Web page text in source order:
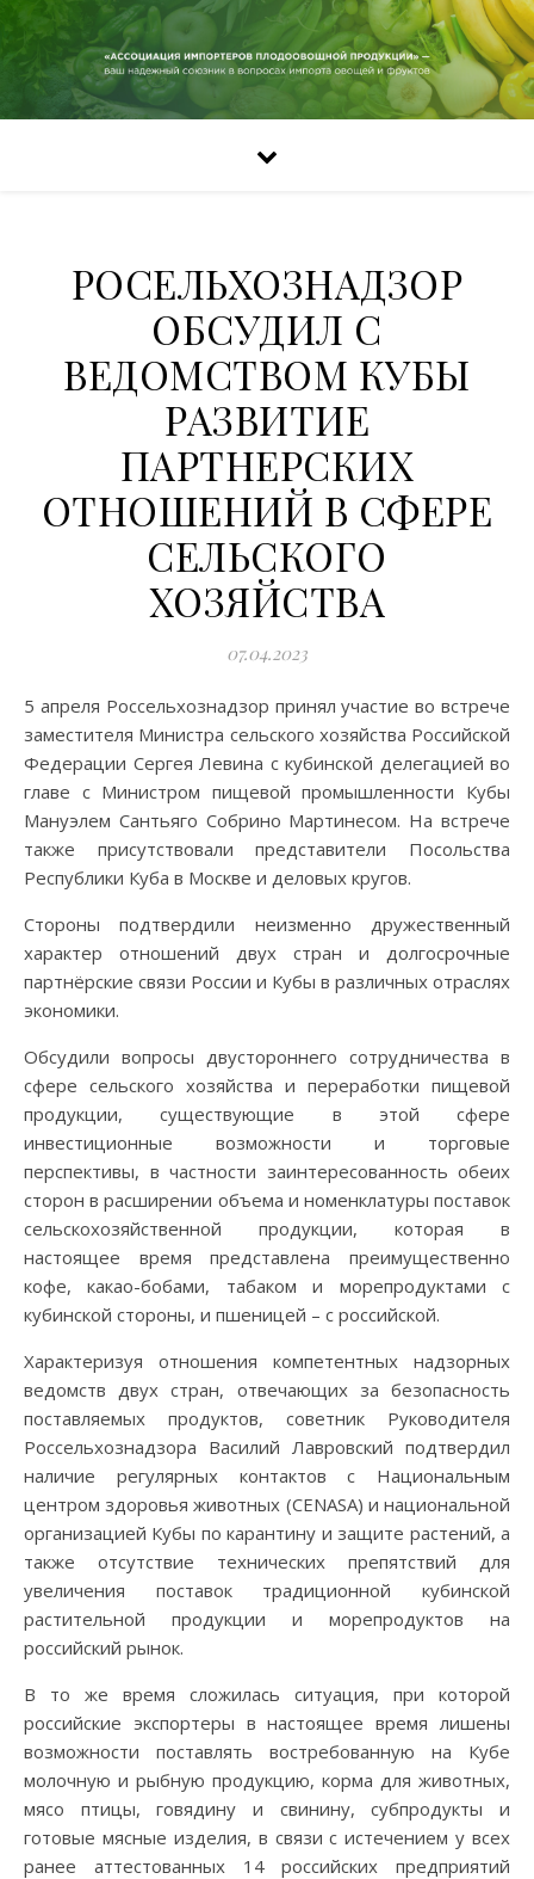
РОСЕЛЬХОЗНАДЗОР
ОБСУДИЛ С
ВЕДОМСТВОМ КУБЫ
РАЗВИТИЕ
ПАРТНЕРСКИХ
ОТНОШЕНИЙ В СФЕРЕ
СЕЛЬСКОГО
ХОЗЯЙСТВА
07.04.2023
5 апреля Россельхознадзор принял участие во встрече
заместителя Министра сельского хозяйства Российской
Федерации Сергея Левина с кубинской делегацией во
главе с Министром пищевой промышленности Кубы
Мануэлем Сантьяго Собрино Мартинесом. На встрече
также присутствовали представители Посольства
Республики Куба в Москве и деловых кругов.
Стороны подтвердили неизменно дружественный
характер отношений двух стран и долгосрочные
партнёрские связи России и Кубы в различных отраслях
экономики.
Обсудили вопросы двустороннего сотрудничества в
сфере сельского хозяйства и переработки пищевой
продукции, существующие в этой сфере
инвестиционные возможности и торговые
перспективы, в частности заинтересованность обеих
сторон в расширении объема и номенклатуры поставок
сельскохозяйственной продукции, которая в
настоящее время представлена преимущественно
кофе, какао-бобами, табаком и морепродуктами с
кубинской стороны, и пшеницей – с российской.
Характеризуя отношения компетентных надзорных
ведомств двух стран, отвечающих за безопасность
поставляемых продуктов, советник Руководителя
Россельхознадзора Василий Лавровский подтвердил
наличие регулярных контактов с Национальным
центром здоровья животных (СENASA) и национальной
организацией Кубы по карантину и защите растений, а
также отсутствие технических препятствий для
увеличения поставок традиционной кубинской
растительной продукции и морепродуктов на
российский рынок.
В то же время сложилась ситуация, при которой
российские экспортеры в настоящее время лишены
возможности поставлять востребованную на Кубе
молочную и рыбную продукцию, корма для животных,
мясо птицы, говядину и свинину, субпродукты и
готовые мясные изделия, в связи с истечением у всех
ранее аттестованных 14 российских предприятий